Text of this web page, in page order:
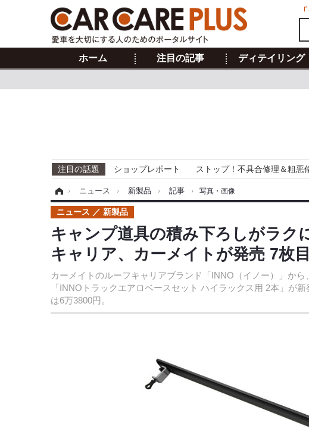
ホーム 注目の記事 ディテイリング
注目の話題 ショップレポート ストップ！不具合修理＆粗悪
› ニュース › 新製品 › 記事 › 写真・画像
キャンプ道具の積み下ろしがラク
キャリア、カーメイトが発売 7枚
カーメイトのルーフキャリアブランド「INNO（イノー）」か
「INNOトラックエアロベースセット ハイラックス用 2本」が
は6万3800円。
ニュース 新製品